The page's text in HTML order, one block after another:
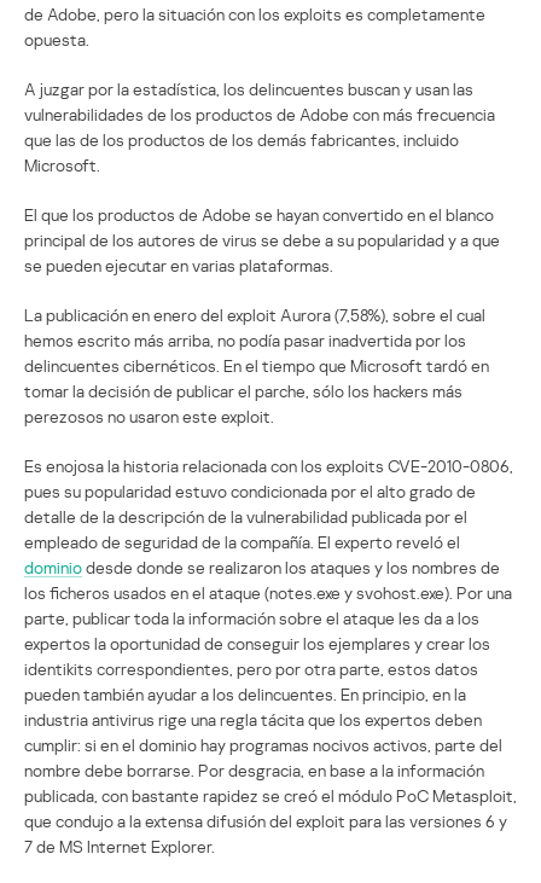
de Adobe, pero la situación con los exploits es completamente
opuesta.
A juzgar por la estadística, los delincuentes buscan y usan las
vulnerabilidades de los productos de Adobe con más frecuencia
que las de los productos de los demás fabricantes, incluido
Microsoft.
El que los productos de Adobe se hayan convertido en el blanco
principal de los autores de virus se debe a su popularidad y a que
se pueden ejecutar en varias plataformas.
La publicación en enero del exploit Aurora (7,58%), sobre el cual
hemos escrito más arriba, no podía pasar inadvertida por los
delincuentes cibernéticos. En el tiempo que Microsoft tardó en
tomar la decisión de publicar el parche, sólo los hackers más
perezosos no usaron este exploit.
Es enojosa la historia relacionada con los exploits CVE-2010-0806,
pues su popularidad estuvo condicionada por el alto grado de
detalle de la descripción de la vulnerabilidad publicada por el
empleado de seguridad de la compañía. El experto reveló el
dominiodesde donde se realizaron los ataques y los nombres de
los ficheros usados en el ataque (notes.exe y svohost.exe). Por una
parte, publicar toda la información sobre el ataque les da a los
expertos la oportunidad de conseguir los ejemplares y crear los
identikits correspondientes, pero por otra parte, estos datos
pueden también ayudar a los delincuentes. En principio, en la
industria antivirus rige una regla tácita que los expertos deben
cumplir: si en el dominio hay programas nocivos activos, parte del
nombre debe borrarse. Por desgracia, en base a la información
publicada, con bastante rapidez se creó el módulo PoC Metasploit,
que condujo a la extensa difusión del exploit para las versiones 6 y
7 de MS Internet Explorer.